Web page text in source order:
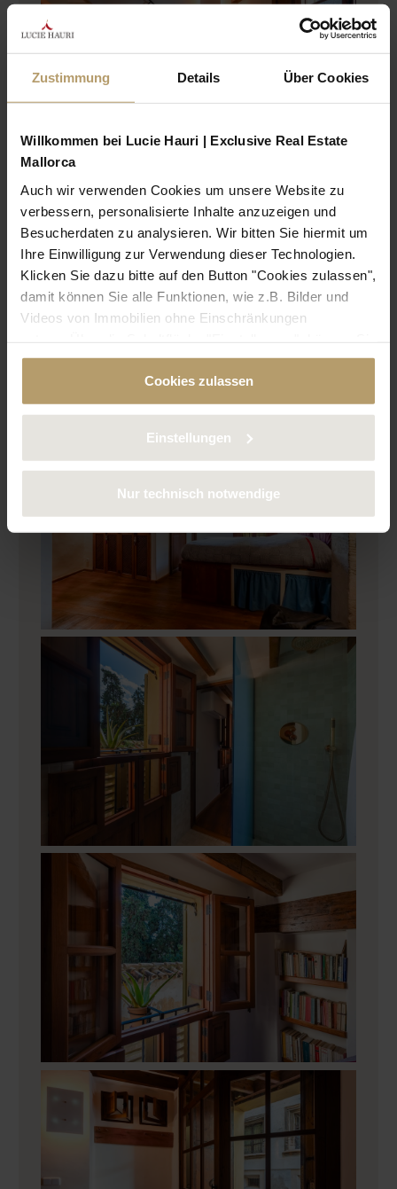
Zustimmung Details Über Cookies
Willkommen bei Lucie Hauri | Exclusive Real Estate
Mallorca
Auch wir verwenden Cookies um unsere Website zu
verbessern, personalisierte Inhalte anzuzeigen und
Besucherdaten zu analysieren. Wir bitten Sie hiermit um
Ihre Einwilligung zur Verwendung dieser Technologien.
Klicken Sie dazu bitte auf den Button "Cookies zulassen",
damit können Sie alle Funktionen, wie z.B. Bilder und
Videos von Immobilien ohne Einschränkungen
bestimmte Cookies und Technologien gezielt
deaktivieren. Weitere Informationen über die von uns
verwendeten Cookies finden Sie in unserer
Cookies zulassen
Einstellungen
Nur technisch notwendige